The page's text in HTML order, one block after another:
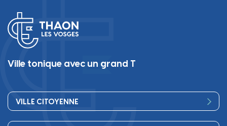
Ville tonique avec un grand T
VILLE CITOYENNE